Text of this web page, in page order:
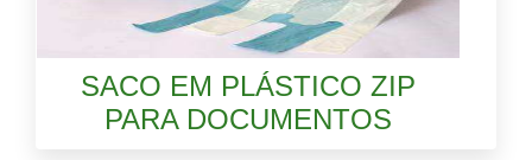
SACO EM PLÁSTICO ZIP
PARA DOCUMENTOS